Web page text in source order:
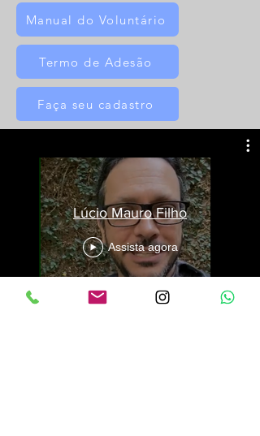
Manual do Voluntário
Termo de Adesão
Faça seu cadastro
Lúcio Mauro Filho
Assista agora